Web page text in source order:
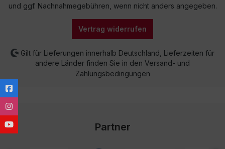
und ggf. Nachnahmegebühren, wenn nicht anders angegeben.
Vertrag widerrufen
Gilt für Lieferungen innerhalb Deutschland, Lieferzeiten für
andere Länder finden Sie in den Versand- und
Zahlungsbedingungen
Partner